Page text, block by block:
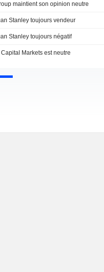
maintient son opinion neutre
Stanley toujours vendeur
Stanley toujours négatif
Markets est neutre